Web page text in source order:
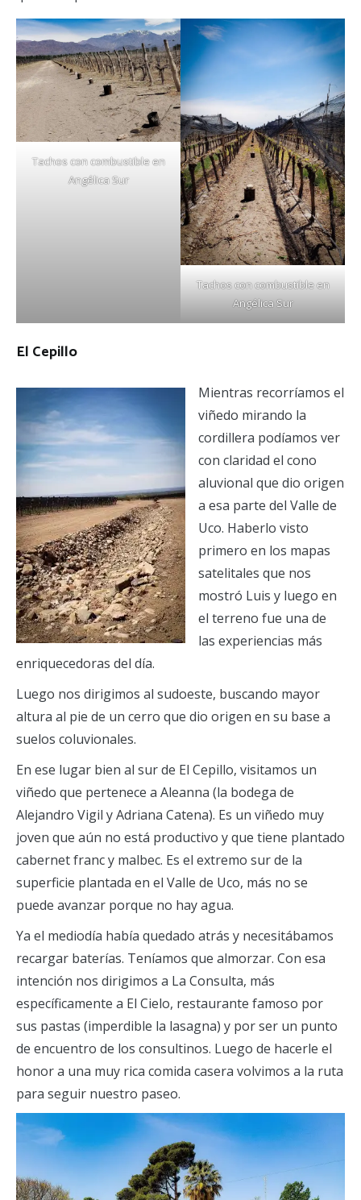
Tachos con combustible en
Angélica Sur
Tachos con combustible en
Angélica Sur
El Cepillo
Mientras recorríamos el
viñedo mirando la
cordillera podíamos ver
con claridad el cono
aluvional que dio origen
a esa parte del Valle de
Uco. Haberlo visto
primero en los mapas
satelitales que nos
mostró Luis y luego en
el terreno fue una de
las experiencias más
enriquecedoras del día.
Luego nos dirigimos al sudoeste, buscando mayor
altura al pie de un cerro que dio origen en su base a
suelos coluvionales.
En ese lugar bien al sur de El Cepillo, visitamos un
viñedo que pertenece a Aleanna (la bodega de
Alejandro Vigil y Adriana Catena). Es un viñedo muy
joven que aún no está productivo y que tiene plantado
cabernet franc y malbec. Es el extremo sur de la
superficie plantada en el Valle de Uco, más no se
puede avanzar porque no hay agua.
Ya el mediodía había quedado atrás y necesitábamos
recargar baterías. Teníamos que almorzar. Con esa
intención nos dirigimos a La Consulta, más
específicamente a El Cielo, restaurante famoso por
sus pastas (imperdible la lasagna) y por ser un punto
de encuentro de los consultinos. Luego de hacerle el
honor a una muy rica comida casera volvimos a la ruta
para seguir nuestro paseo.